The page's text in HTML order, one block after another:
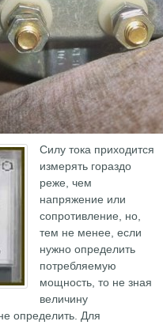
Силу тока приходится
измерять гораздо
реже, чем
напряжение или
сопротивление, но,
тем не менее, если
нужно определить
потребляемую
мощность, то не зная
величину
определить. Для